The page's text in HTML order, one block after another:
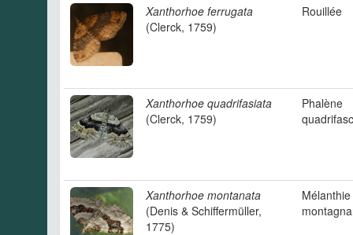
Xanthorhoe ferrugata
(Clerck, 1759)
Rouillée
Xanthorhoe quadrifasiata
(Clerck, 1759)
Phalène
Xanthorhoe montanata
(Denis & Schiffermüller,
1775)
Mélanthie